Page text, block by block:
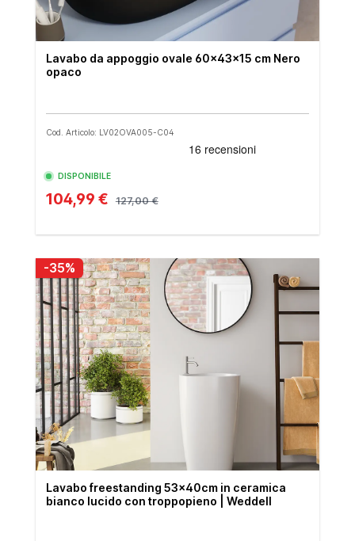
Lavabo da appoggio ovale 60x43x15 cm Nero
opaco
Cod. Articolo: LV02OVA005-C04
DISPONIBILE
104,99 € 127,00 €
-35%
Lavabo freestanding 53x40cm in ceramica
bianco lucido con troppopieno | Weddell